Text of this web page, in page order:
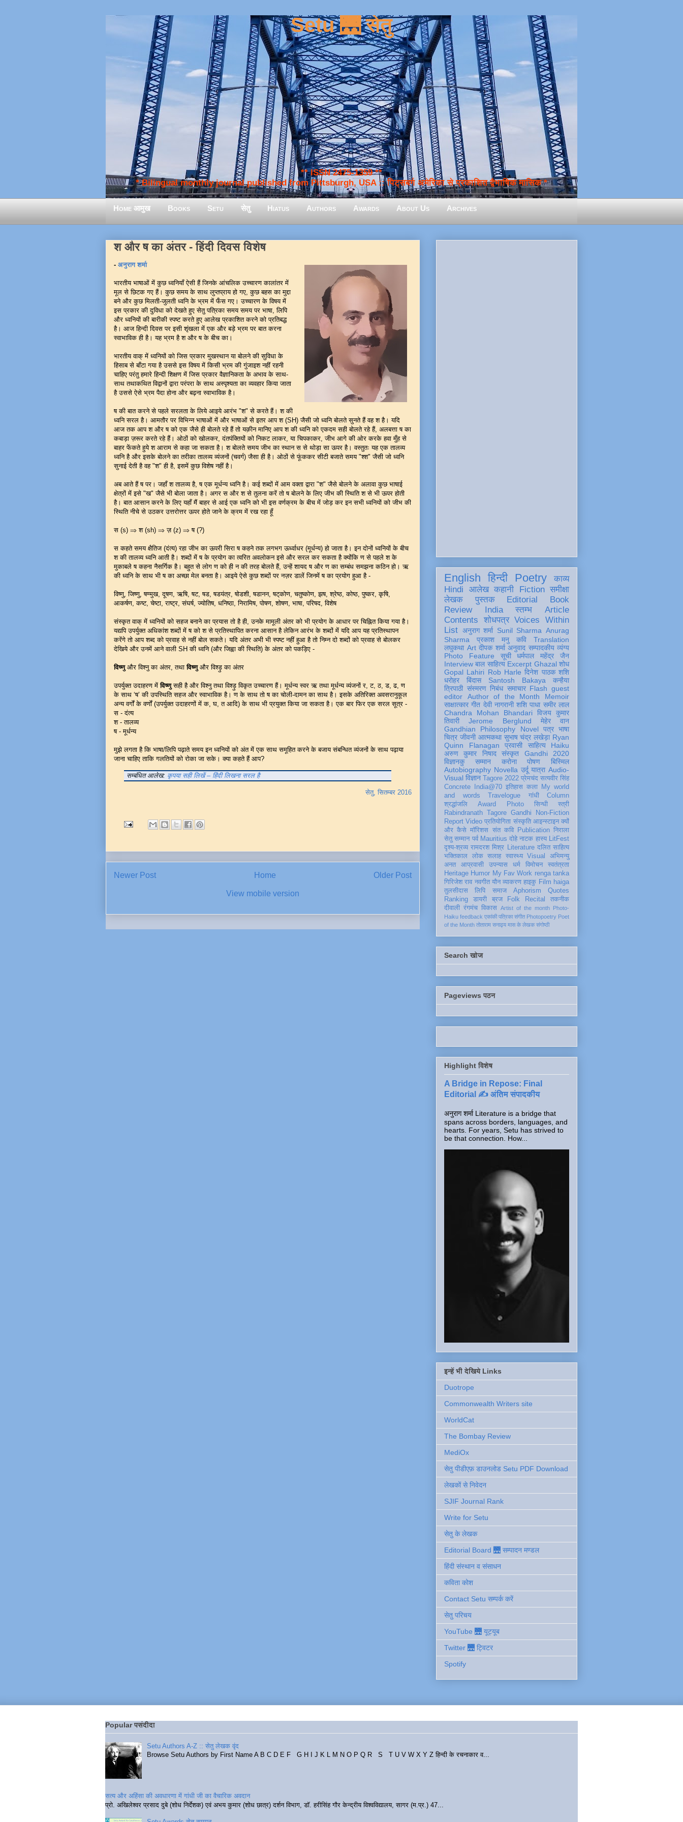
Setu 🌉 सेतु
** ISSN 2475-1359 **
* Bilingual monthly journal published from Pittsburgh, USA :: पिट्सबर्ग अमेरिका से प्रकाशित द्वैभाषिक मासिक *
Home आमुख Books Setu सेतु Hiatus Authors Awards About Us Archives
श और ष का अंतर - हिंदी दिवस विशेष
- अनुराग शर्मा
भारतीय भाषाओं में कुछ ध्वनियाँ ऐसी हैं जिनके आंचलिक उच्चारण कालांतर में
मूल से छिटक गए हैं। कुछ समय के साथ लुप्तप्राय हो गए, कुछ बहस का मुद्दा
बने और कुछ मिलती-जुलती ध्वनि के भ्रम में फँस गए। उच्चारण के विषय में
इस प्रकार की दुविधा को देखते हुए सेतु पत्रिका समय समय पर भाषा, लिपि
और ध्वनियों की बारीकी स्पष्ट करते हुए आलेख प्रकाशित करने को प्रतिबद्ध
है। आज हिन्दी दिवस पर इसी शृंखला में एक और बड़े भ्रम पर बात करना
स्वाभाविक ही है। यह भ्रम है श और ष के बीच का।
भारतीय वाक् में ध्वनियों को जिस प्रकार मुखस्थान या बोलने की सुविधा के
हिसाब से बाँटा गया है उससे इस विषय में किसी भ्रम की गुंजाइश नहीं रहनी
चाहिए परंतु हमारे हिन्दी शिक्षण में जिस प्रकार वैज्ञानिकता के अभाव के साथ-
साथ तथाकथित विद्वानों द्वारा परंपरा के साथ अस्पृश्यता का व्यवहार किया जाता
है उससे ऐसे भ्रम पैदा होना और बढ़ना स्वाभाविक है।
ष की बात करने से पहले सरलता के लिये आइये आरंभ "श" से करते हैं। श की
ध्वनि सरल है। आमतौर पर विभिन्न भाषाओं में और भाषाओं से इतर आप श (SH) जैसी जो ध्वनि बोलते सुनते हैं वह श है। यदि
आज तक आप श और ष को एक जैसे ही बोलते रहे हैं तो यक़ीन मानिए आप श की ध्वनि को एकदम सही बोलते रहे हैं, अलबत्ता ष का
कबाड़ा ज़रूर करते रहे हैं। ओठों को खोलकर, दंतपंक्तियों को निकट लाकर, या चिपकाकर, जीभ आगे की ओर करके हवा मुँह से
बाहर फेंकते हुये श आराम से कहा जा सकता है। श बोलते समय जीभ का स्थान स से थोड़ा सा ऊपर है। वस्तुतः यह एक तालव्य
ध्वनि है और इसके बोलने का तरीका तालव्य व्यंजनों (चवर्ग) जैसा ही है। ओठों से फूंककर सीटी बजाते समय "श्श" जैसी जो ध्वनि
सुनाई देती है वह "श" ही है, इसमें कुछ विशेष नहीं है।
अब आते हैं ष पर। जहाँ श तालव्य है, ष एक मूर्धन्य ध्वनि है। कई शब्दों में आम वक्ता द्वारा "श" जैसे बोलने के अलावा कुछ भाषाई
क्षेत्रों में इसे "ख" जैसे भी बोला जाता है। अगर स और श से तुलना करें तो ष बोलने के लिए जीभ की स्थिति श से भी ऊपर होती
है। बात आसान करने के लिए यहाँ मैं बाहर से आई एक ध्वनि को भी इस वर्णक्रम के बीच में जोड़ कर इन सभी ध्वनियों को जीभ की
स्थिति नीचे से उठकर उत्तरोत्तर ऊपर होते जाने के क्रम में रख रहा हूँ
स (s) ⇒ श (sh) ⇒ ज़ (z) ⇒ ष (?)
स कहते समय क्षैतिज (दंत्य) रहा जीभ का ऊपरी सिरा ष कहने तक लगभग ऊर्ध्वाधर (मूर्धन्य) हो जाता है। इन दोनों ध्वनियों के बीच
श की तालव्य ध्वनि आती है। शब्दों में ष के प्रयोग का त्वरित अवलोकन इसे और सरल कर सकता है क्योंकि ण से पहले श के
मुकाबले ष कहना नैसर्गिक है। बहुत से लोग ण को ही न की तरह बोलते हैं, उन्हें शायद ष और ण का सम्बंध समझना कठिन हो। ऋ
की ध्वनि के साथ भी ष का अच्छा मेल बनता है। आइये ऐसे कुछ शब्दों पर नज़र डालें जिनमें ष का प्रयोग हुआ है -
विष्णु, जिष्णु, षण्मुख, दूषण, ऋषि, षट, षड, षडयंत्र, षोडशी, षडानन, षट्‌कोण, चतुष्कोण, झष, श्रेष्ठ, कोष्ठ, पुष्कर, कृषि,
आकर्षण, कष्ट, चेष्टा, राष्ट्र, संघर्ष, ज्योतिष, धनिष्ठा, निरामिष, पोषण, शोषण, भाषा, परिषद, विशेष
संस्कृत वाक् में ध्वनियों को सहज बनाने का प्रयास तो है ही, उनके मामूली अंतर को भी प्रयोग के आधार पर चिह्नित किया गया है।
यद्यपि उपर्युक्त अधिकांश शब्दों में ष को श से प्रतिस्थापित करना आसान है लेकिन आरंभ के शब्दों में यदि आप यह प्रतिस्थापन
करेंगे तो आप शब्द को प्रवाह से नहीं बोल सकते। यदि अंतर अभी भी स्पष्ट नहीं हुआ है तो निम्न दो शब्दों को प्रवाह से बोलकर
देखिये और उनमें आने वाली SH की ध्वनि (और जिह्वा की स्थिति) के अंतर को पकड़िए -
विष्णुऔर विश्नु का अंतर, तथाविष्णु और विश्ड़ु का अंतर
उपर्युक्त उदाहरण मेंविष्णुसही है और विश्नु तथा विश्ड़ु विकृत उच्चारण हैं। मूर्धन्य स्वर ऋ तथा मूर्धन्य व्यंजनों र, ट, ठ, ड, ढ, ण
के साथ ‘ष’ की उपस्थिति सहज और स्वाभाविक है। ण के साथ तो ष का चोली-दामन का साथ है। इसके अतिरिक्त अवसरानुकूल
अन्य वर्गों के वर्णों (उपर्युक्त उदाहरणों में क, घ, त आदि) के साथ भी प्रयुक्त किया जा सकता है। एक बार फिर एक सरल सूत्र -
स - दंत्य
श - तालव्य
ष - मूर्धन्य
मुझे लगता है कि भाषा/लिपि पढ़ाते समय इन ध्वनियों को अंत में एक साथ समूहित करने के बजाय संबन्धित व्यंजनों के साथ पढ़ाया
जाना चाहिए ताकि गलतियों को रोका जा सके। क्या कहते हैं आप?
सम्बंधित आलेख: कृपया सही लिखें – हिंदी लिखना सरल है
सेतु, सितम्बर 2016
Newer Post Older Post
Home
View mobile version
English हिन्दी Poetry
काव्य
Hindi
आलेख कहानी Fiction समीक्षा
लेखक
पुस्तक Editorial
Book
Review
India स्तम्भ
Article
Contents
शोधपत्र Voices Within
List अनुराग शर्मा Sunil Sharma Anurag
Sharma
प्रकाश मनु कवि
Translation
लघुकथा Art दीपक शर्मा अनुवाद सम्पादकीय व्यंग्य
Photo Feature
सूची
धर्मपाल महेंद्र जैन
Interview बाल साहित्य Excerpt Ghazal शोध
Gopal Lahiri Rob Harle दिनेश पाठक शशि
धरोहर
बिंदास Santosh Bakaya
कन्हैया
त्रिपाठी संस्मरण निबंध समाचार Flash guest
editor
Author of the Month
Memoir
साक्षात्कार गीत देवी नागरानी शशि पाधा समीर लाल
Chandra Mohan Bhandari विजय कुमार
तिवारी
Jerome Berglund
मेहेर वान
Gandhian Philosophy
Novel पत्र भाषा
चित्र जीवनी आत्मकथा सुभाष चंद्र लखेड़ा Ryan
Quinn Flanagan
प्रवासी साहित्य
Haiku
अरुण कुमार निषाद
संस्कृत
Gandhi 2020
विज्ञानकु
सम्मान करोना पोषण
बिस्मिल
Autobiography Novella उर्दू यात्रा Audio-
Visual विज्ञान Tagore 2022 प्रेमचंद सत्यवीर सिंह
Concrete
India@70 इतिहास कला
My world
and words
Travelogue गांधी
Column
श्रद्धांजलि
Award Photo सिन्धी
स्त्री
Rabindranath Tagore Gandhi
Non-Fiction
Report Video प्रतियोगिता संस्कृति आइन्स्टाइन क्यों
और कैसे मॉरिशस संत कवि Publication निराला
सेतु सम्मान पर्व Mauritius दोहे नाटक हास्य LitFest
दृश्य-श्रव्य रामदरश मिश्र Literature दलित साहित्य
भक्तिकाल
लोक सलाह स्वास्थ्य Visual
अभिमन्यु
अनत
आप्रवासी उपन्यास धर्म विमोचन
स्वतंत्रता
Heritage Humor My Fav Work renga tanka
गिरिजेश राव नवगीत यौन व्याकरण हाइकु Film haiga
तुलसीदास
लिपि समाज Aphorism
Quotes
Ranking
डायरी ब्रज Folk Recital
तकनीक
दीवाली रंगमंच विकास Artist of the month Photo-
Haiku feedback एकांकी पत्रिका संगीत Photopoetry Poet
of the Month तोताराम सनाढ्य मास के लेखक संगोष्ठी
Search खोज
Pageviews पठन
Highlight विशेष
A Bridge in Repose: Final
Editorial ✍️ अंतिम संपादकीय
अनुराग शर्मा Literature is a bridge that
spans across borders, languages, and
hearts. For years, Setu has strived to
be that connection. How...
इन्हें भी देखिये Links
Duotrope
Commonwealth Writers site
WorldCat
The Bombay Review
MediOx
सेतु पीडीएफ़ डाउनलोड Setu PDF Download
लेखकों से निवेदन
SJIF Journal Rank
Write for Setu
सेतु के लेखक
Editorial Board 🌉 सम्पादन मण्डल
हिंदी संस्थान व संसाधन
कविता कोश
Contact Setu सम्पर्क करें
सेतु परिचय
YouTube 🌉 यूट्यूब
Twitter 🌉 ट्विटर
Spotify
Popular पसंदीदा
Setu Authors A-Z :: सेतु लेखक वृंद
Browse Setu Authors by First Name A B C D E F G H I J K L M N O P Q R S T U V W X Y Z हिन्दी के रचनाकार व...
सत्य और अहिंसा की अवधारणा में गांधी जी का वैचारिक अवदान
प्रो. अखिलेश्वर प्रसाद दुबे (शोध निर्देशक) एवं अभय कुमार (शोध छात्र) दर्शन विभाग, डॉ. हरीसिंह गौर केन्द्रीय विश्वविद्यालय, सागर (म.प्र.) 47...